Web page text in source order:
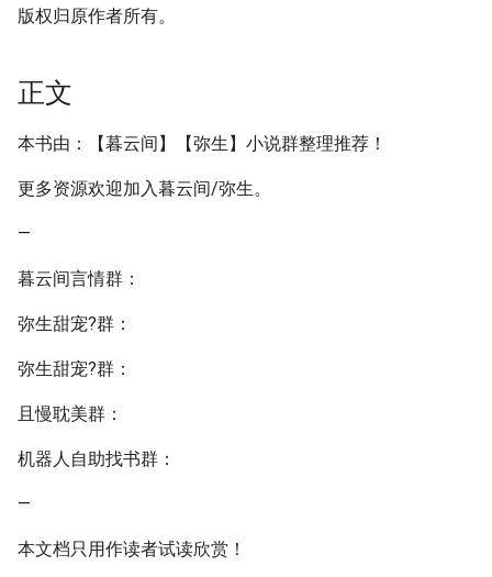
版权归原作者所有。
正文
本书由：【暮云间】【弥生】小说群整理推荐！
更多资源欢迎加入暮云间/弥生。
—
暮云间言情群：
弥生甜宠?群：
弥生甜宠?群：
且慢耽美群：
机器人自助找书群：
—
本文档只用作读者试读欣赏！